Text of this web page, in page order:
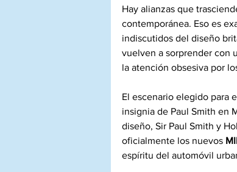
Hay alianzas que
contemporánea. Eso es
indiscutidos del diseño
vuelven a sorprender con
la atención obsesiva por
El escenario elegido para
insignia de Paul Smith en
diseño, Sir Paul Smith y
oficialmente los nuevos
espíritu del automóvil